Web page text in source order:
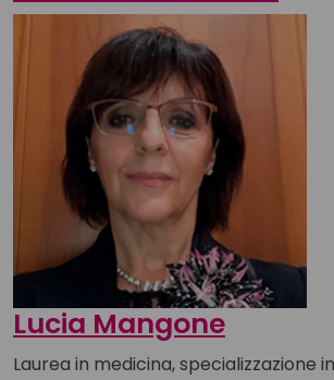
Lucia Mangone
Laurea in medicina, specializzazione